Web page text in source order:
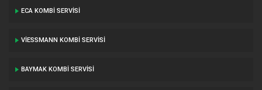
ECA KOMBI SERVISI
VIESSMANN KOMBI SERVISI
BAYMAK KOMBI SERVISI